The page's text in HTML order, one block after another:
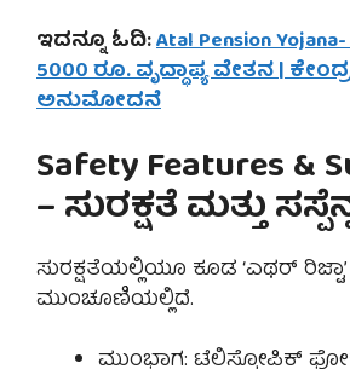
ಇದನ್ನೂ ಓದಿ:Atal Pension
5000 ರೂ. ವೃದ್ಧಾಪ್ಯ ವೇತನ |
ಅನುಮೋದನೆ
Safety Features &
– ಸುರಕ್ಷತೆ ಮತ್ತು
ಸುರಕ್ಷತೆಯಲ್ಲಿಯೂ ಕೂಡ ‘ಎಥರ್
ಮುಂಚೂಣಿಯಲ್ಲಿದೆ.
ಮುಂಭಾಗ: ಟೆಲಿಸ್ಕೋಪಿಕ್